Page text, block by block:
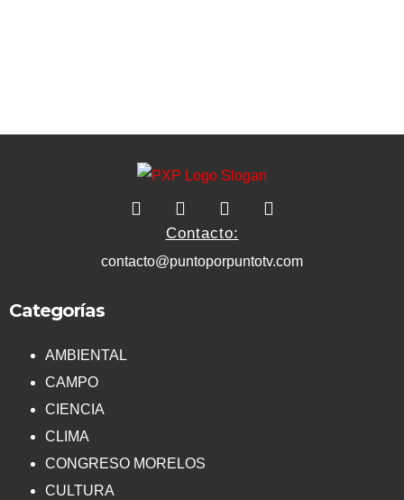
Contacto:
contacto@puntoporpuntotv.com
Categorías
AMBIENTAL
CAMPO
CIENCIA
CLIMA
CONGRESO MORELOS
CULTURA